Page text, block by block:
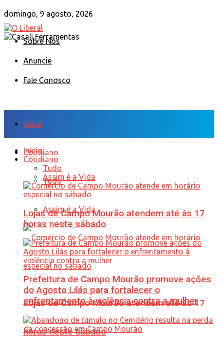
domingo, 9 agosto, 2026
Sobre Nós
Anuncie
Fale Conosco
Início
Cotidiano
Tudo
Assim é a Vida
Lojas de Campo Mourão atendem até às 17
horas neste sábado
Início
Cotidiano
Tudo
Assim é a Vida
Lojas de Campo Mourão atendem até às 17
horas neste sábado
Prefeitura de Campo Mourão promove ações
do Agosto Lilás para fortalecer o
enfrentamento à violência contra a mulher